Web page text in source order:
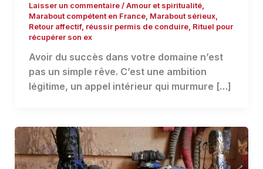
Laisser un commentaire /Amour et spiritualité,
Marabout compétent en France, Marabout sérieux,
Retour affectif, réussir permis de conduire, Rituel pour
récupérer son ex
Avoir du succès dans votre domaine n’est
pas un simple rêve. C’est une ambition
légitime, un appel intérieur qui murmure […]